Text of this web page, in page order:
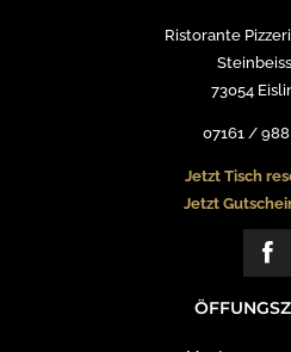
Ristorante
73054
07161 / 988
Jetzt Tisch
Jetzt